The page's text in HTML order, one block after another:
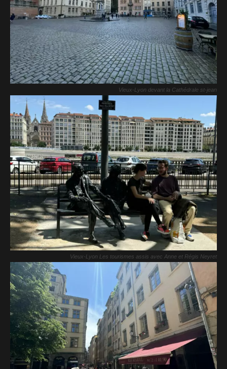
Vieux-Lyon devant la Cathédrale st-jean
Vieux-Lyon Les tourismes assis avec Anne et Régis Neyret